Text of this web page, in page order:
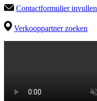
Contactformulier invullen
Verkooppartner zoeken